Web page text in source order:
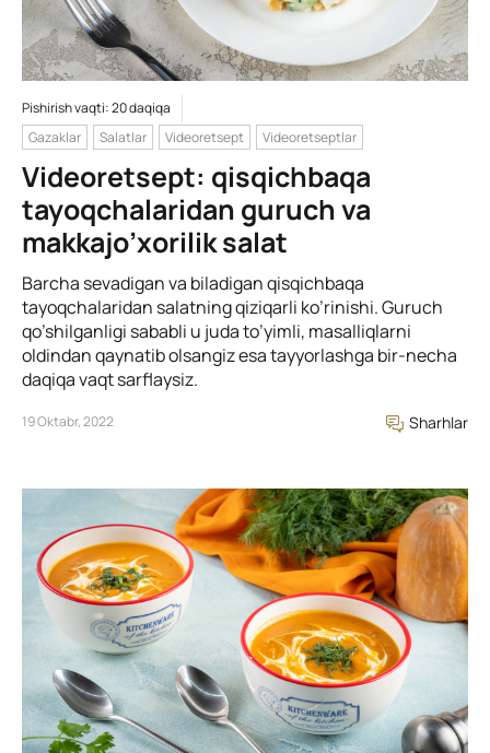
Pishirish vaqti: 20 daqiqa
Gazaklar
Salatlar Videoretsept Videoretseptlar
Videoretsept: qisqichbaqa
tayoqchalaridan guruch va
makkajo’xorilik salat
Barcha sevadigan va biladigan qisqichbaqa
tayoqchalaridan salatning qiziqarli ko’rinishi. Guruch
qo’shilganligi sababli u juda to’yimli, masalliqlarni
oldindan qaynatib olsangiz esa tayyorlashga bir-necha
daqiqa vaqt sarflaysiz.
19 Oktabr, 2022 Sharhlar